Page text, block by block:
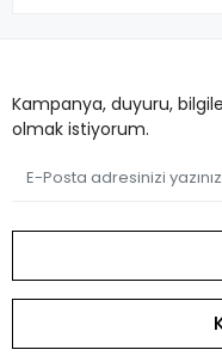
Kampanya, duyuru,
olmak istiyorum.